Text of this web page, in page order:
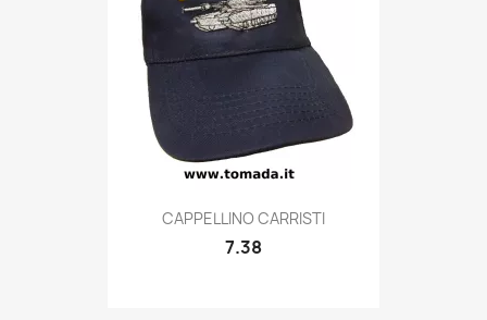
Quick view
CAPPELLINO CARRISTI
7.38